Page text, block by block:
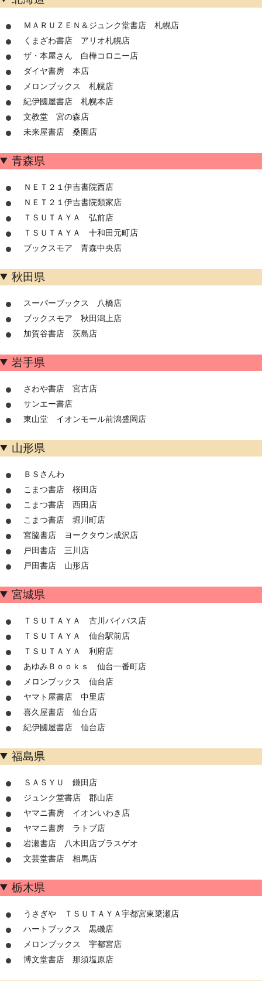
ＭＡＲＵＺＥＮ＆ジュンク堂書店 札幌店
くまざわ書店 アリオ札幌店
ザ・本屋さん 白樺コロニー店
ダイヤ書房 本店
メロンブックス 札幌店
紀伊國屋書店 札幌本店
文教堂 宮の森店
未来屋書店 桑園店
青森県
ＮＥＴ２１伊吉書院西店
ＮＥＴ２１伊吉書院類家店
ＴＳＵＴＡＹＡ 弘前店
ＴＳＵＴＡＹＡ 十和田元町店
ブックスモア 青森中央店
秋田県
スーパーブックス 八橋店
ブックスモア 秋田潟上店
加賀谷書店 茨島店
岩手県
さわや書店 宮古店
サンエー書店
東山堂 イオンモール前潟盛岡店
山形県
ＢＳさんわ
こまつ書店 桜田店
こまつ書店 西田店
こまつ書店 堀川町店
宮脇書店 ヨークタウン成沢店
戸田書店 三川店
戸田書店 山形店
宮城県
ＴＳＵＴＡＹＡ 古川バイパス店
ＴＳＵＴＡＹＡ 仙台駅前店
ＴＳＵＴＡＹＡ 利府店
あゆみＢｏｏｋｓ 仙台一番町店
メロンブックス 仙台店
ヤマト屋書店 中里店
喜久屋書店 仙台店
紀伊國屋書店 仙台店
福島県
ＳＡＳＹＵ 鎌田店
ジュンク堂書店 郡山店
ヤマニ書房 イオンいわき店
ヤマニ書房 ラトブ店
岩瀬書店 八木田店プラスゲオ
文芸堂書店 相馬店
栃木県
うさぎや ＴＳＵＴＡＹＡ宇都宮東簗瀬店
ハートブックス 黒磯店
メロンブックス 宇都宮店
博文堂書店 那須塩原店